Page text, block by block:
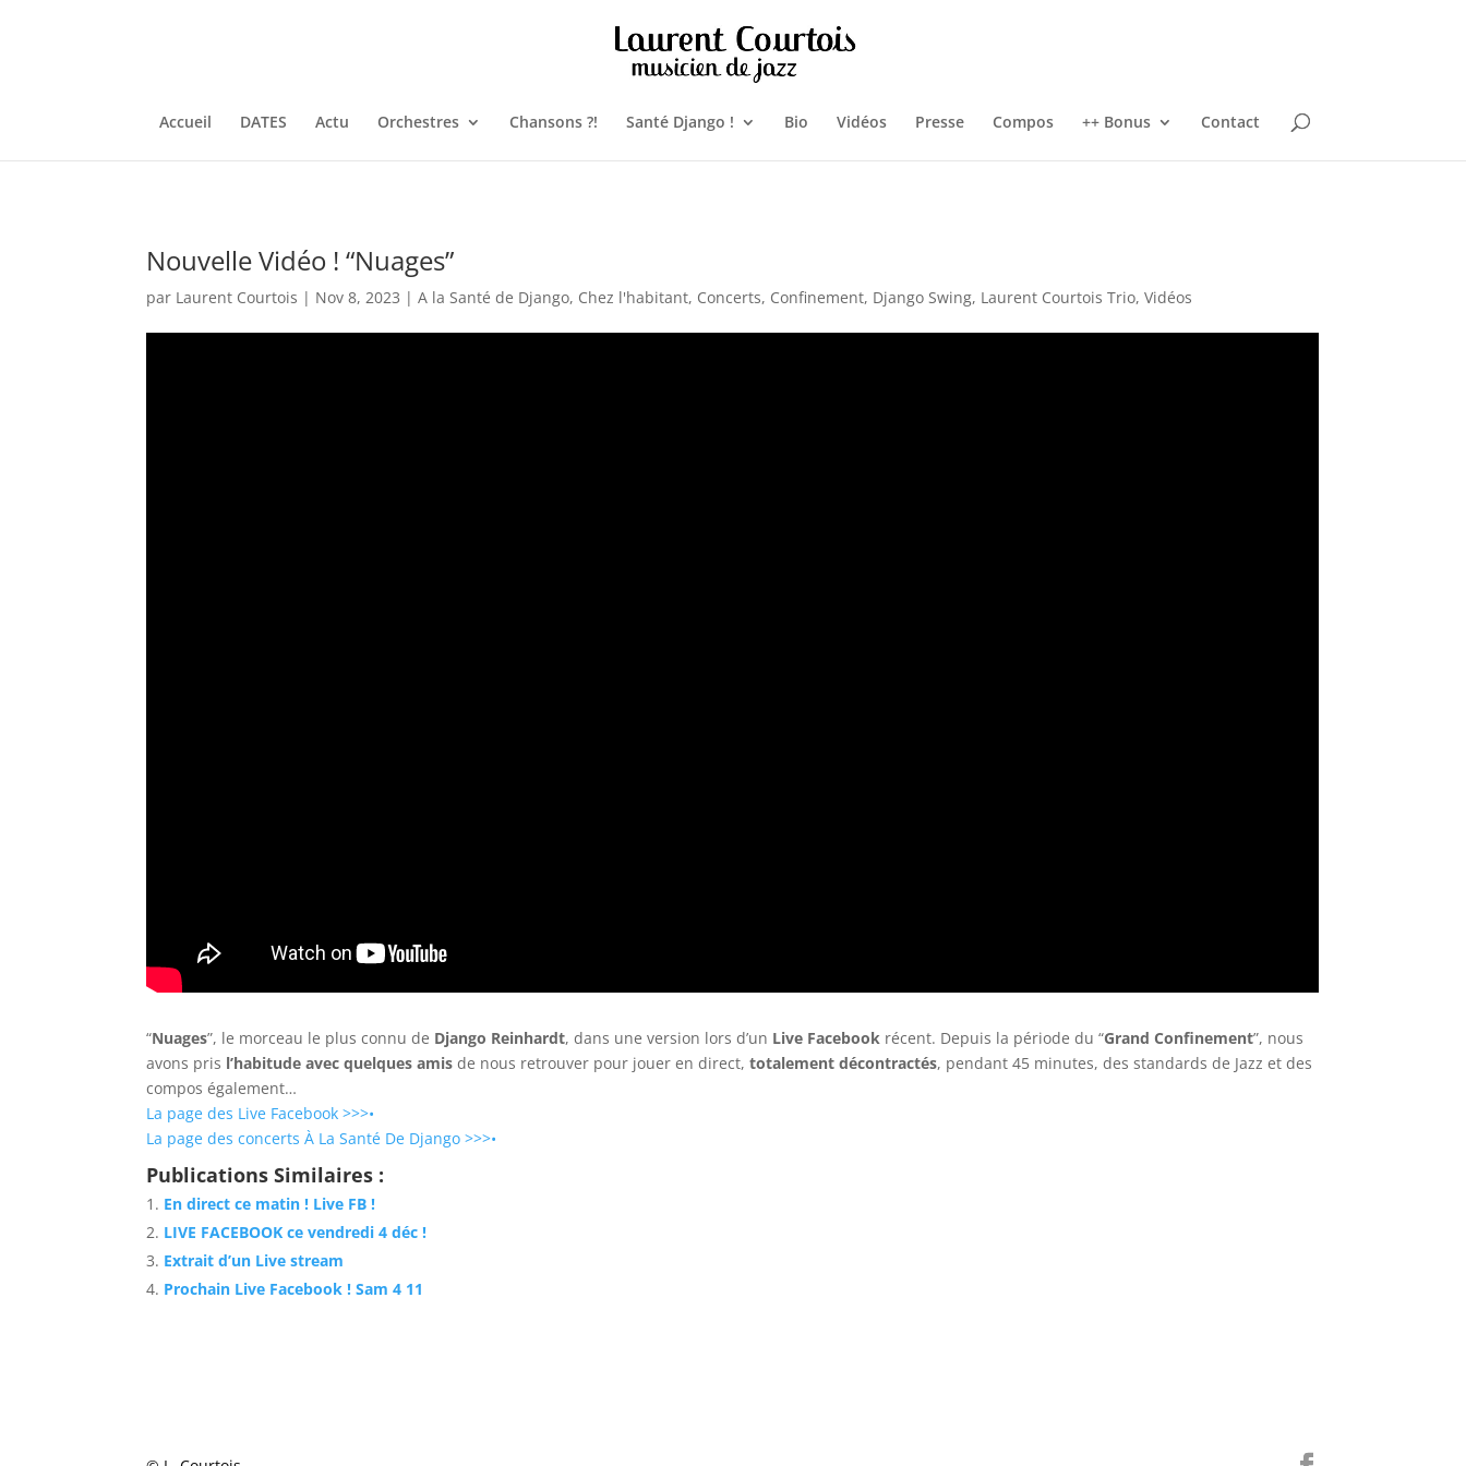
Accueil DATES Actu Orchestres Chansons ?! Santé Django ! Bio Vidéos Presse Compos ++ Bonus Contact
Nouvelle Vidéo ! “Nuages”
par Laurent Courtois | Nov 8, 2023 |A la Santé de Django, Chez l'habitant, Concerts, Confinement, Django Swing, Laurent Courtois Trio,Vidéos
“Nuages”, le morceau le plus connu de Django Reinhardt, dans une version lors d’un Live Facebook récent. Depuis la période du “Grand Confinement”, nous
avons pris l’habitude avec quelques amis de nous retrouver pour jouer en direct,totalement décontractés, pendant 45 minutes, des standards de Jazz et des
compos également…
La page des Live Facebook >>>•
La page des concerts À La Santé De Django >>>•
Publications Similaires :
En direct ce matin ! Live FB !
LIVE FACEBOOK ce vendredi 4 déc !
Extrait d’un Live stream
Prochain Live Facebook ! Sam 4 11